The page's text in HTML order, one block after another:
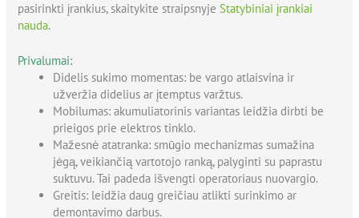
pasirinkti įrankius, skaitykite straipsnyje Statybiniai įrankiai
nauda.
Privalumai:
Didelis sukimo momentas: be vargo atlaisvina ir
užveržia didelius ar įtemptus varžtus.
Mobilumas: akumuliatorinis variantas leidžia dirbti be
prieigos prie elektros tinklo.
Mažesnė atatranka: smūgio mechanizmas sumažina
jėgą, veikiančią vartotojo ranką, palyginti su paprastu
suktuvu. Tai padeda išvengti operatoriaus nuovargio.
Greitis: leidžia daug greičiau atlikti surinkimo ar
demontavimo darbus.